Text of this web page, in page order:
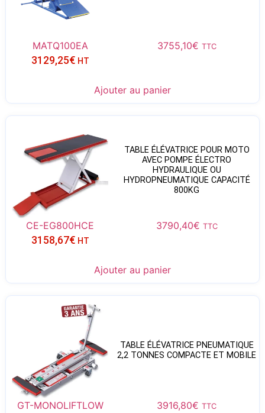
MATQ100EA 3755,10€ TTC
3129,25€ HT
Ajouter au panier
TABLE ÉLÉVATRICE POUR MOTO
AVEC POMPE ÉLECTRO
HYDRAULIQUE OU
HYDROPNEUMATIQUE CAPACITÉ
800KG
CE-EG800HCE 3790,40€ TTC
3158,67€ HT
Ajouter au panier
TABLE ÉLÉVATRICE PNEUMATIQUE
2,2 TONNES COMPACTE ET MOBILE
GT-MONOLIFTLOW 3916,80€ TTC